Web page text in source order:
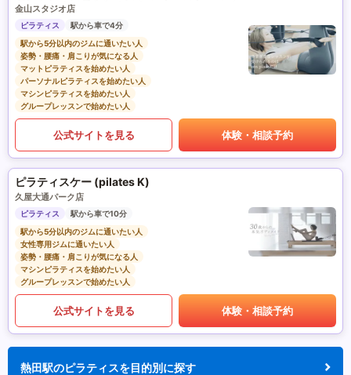
金山スタジオ店
ピラティス
駅から車で4分
駅から5分以内のジムに通いたい人
姿勢・腰痛・肩こりが気になる人
マットピラティスを始めたい人
パーソナルピラティスを始めたい人
マシンピラティスを始めたい人
グループレッスンで始めたい人
公式サイトを見る 体験・相談予約
ピラティスケー (pilates K)
久屋大通パーク店
ピラティス
駅から車で10分
駅から5分以内のジムに通いたい人
女性専用ジムに通いたい人
姿勢・腰痛・肩こりが気になる人
マシンピラティスを始めたい人
グループレッスンで始めたい人
公式サイトを見る 体験・相談予約
熱田駅のピラティスを目的別に探す